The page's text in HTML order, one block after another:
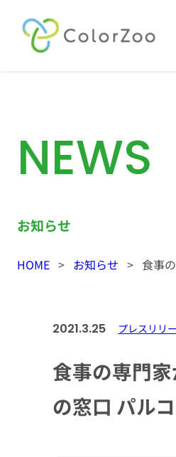
NEWS
お知らせ
HOME > お知らせ > 食事
2021.3.25 プレスリリ
食事の専門
の窓口 パル